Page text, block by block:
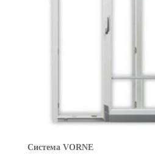
Система VORNE